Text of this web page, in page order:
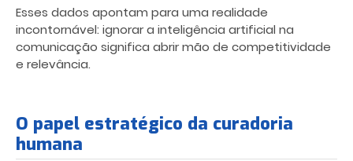
Esses dados apontam para uma realidade
incontornável: ignorar a inteligência artificial na
comunicação significa abrir mão de competitividade
e relevância.
O papel estratégico da curadoria
humana